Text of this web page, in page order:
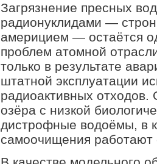
Загрязнение пресных
радионуклидами —
америцием — остаётся
проблем атомной
только в результате
штатной эксплуатации
радиоактивных
озёра с низкой
дистрофные водоёмы, в
самоочищения работают